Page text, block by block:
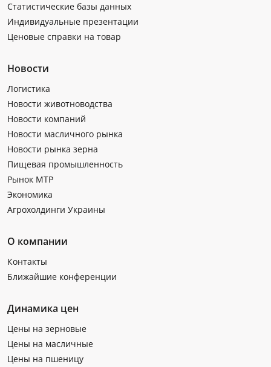
Статистические базы данных
Индивидуальные презентации
Ценовые справки на товар
Новости
Логистика
Новости животноводства
Новости компаний
Новости масличного рынка
Новости рынка зерна
Пищевая промышленность
Рынок МТР
Экономика
Агрохолдинги Украины
О компании
Контакты
Ближайшие конференции
Динамика цен
Цены на зерновые
Цены на масличные
Цены на пшеницу